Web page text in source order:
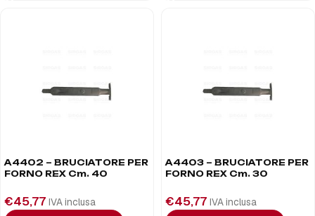
A4402 – BRUCIATORE PER
FORNO REX Cm. 40
€45,77 IVA inclusa
A4403 – BRUCIATORE PER
FORNO REX Cm. 30
€45,77 IVA inclusa